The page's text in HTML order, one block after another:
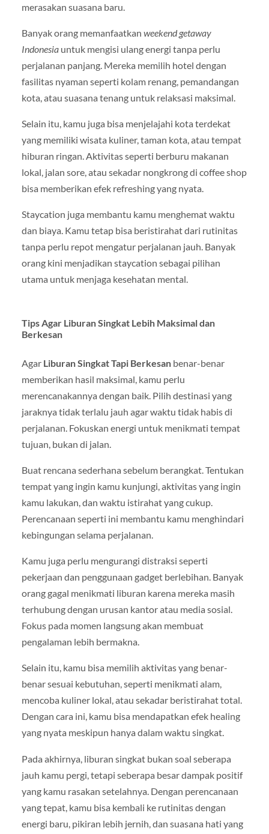
merasakan suasana baru.
Banyak orang memanfaatkan weekend getaway
Indonesiauntuk mengisi ulang energi tanpa perlu
perjalanan panjang. Mereka memilih hotel dengan
fasilitas nyaman seperti kolam renang, pemandangan
kota, atau suasana tenang untuk relaksasi maksimal.
Selain itu, kamu juga bisa menjelajahi kota terdekat
yang memiliki wisata kuliner, taman kota, atau tempat
hiburan ringan. Aktivitas seperti berburu makanan
lokal, jalan sore, atau sekadar nongkrong di coffee shop
bisa memberikan efek refreshing yang nyata.
Staycation juga membantu kamu menghemat waktu
dan biaya. Kamu tetap bisa beristirahat dari rutinitas
tanpa perlu repot mengatur perjalanan jauh. Banyak
orang kini menjadikan staycation sebagai pilihan
utama untuk menjaga kesehatan mental.
Tips Agar Liburan Singkat Lebih Maksimal dan
Berkesan
Agar Liburan Singkat Tapi Berkesanbenar-benar
memberikan hasil maksimal, kamu perlu
merencanakannya dengan baik. Pilih destinasi yang
jaraknya tidak terlalu jauh agar waktu tidak habis di
perjalanan. Fokuskan energi untuk menikmati tempat
tujuan, bukan di jalan.
Buat rencana sederhana sebelum berangkat. Tentukan
tempat yang ingin kamu kunjungi, aktivitas yang ingin
kamu lakukan, dan waktu istirahat yang cukup.
Perencanaan seperti ini membantu kamu menghindari
kebingungan selama perjalanan.
Kamu juga perlu mengurangi distraksi seperti
pekerjaan dan penggunaan gadget berlebihan. Banyak
orang gagal menikmati liburan karena mereka masih
terhubung dengan urusan kantor atau media sosial.
Fokus pada momen langsung akan membuat
pengalaman lebih bermakna.
Selain itu, kamu bisa memilih aktivitas yang benar-
benar sesuai kebutuhan, seperti menikmati alam,
mencoba kuliner lokal, atau sekadar beristirahat total.
Dengan cara ini, kamu bisa mendapatkan efek healing
yang nyata meskipun hanya dalam waktu singkat.
Pada akhirnya, liburan singkat bukan soal seberapa
jauh kamu pergi, tetapi seberapa besar dampak positif
yang kamu rasakan setelahnya. Dengan perencanaan
yang tepat, kamu bisa kembali ke rutinitas dengan
energi baru, pikiran lebih jernih, dan suasana hati yang